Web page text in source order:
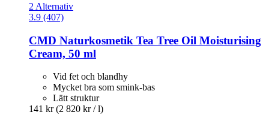
2 Alternativ
3.9 (407)
CMD Naturkosmetik Tea Tree Oil Moisturising
Cream, 50 ml
Vid fet och blandhy
Mycket bra som smink-bas
Lätt struktur
141 kr (2 820 kr / l)